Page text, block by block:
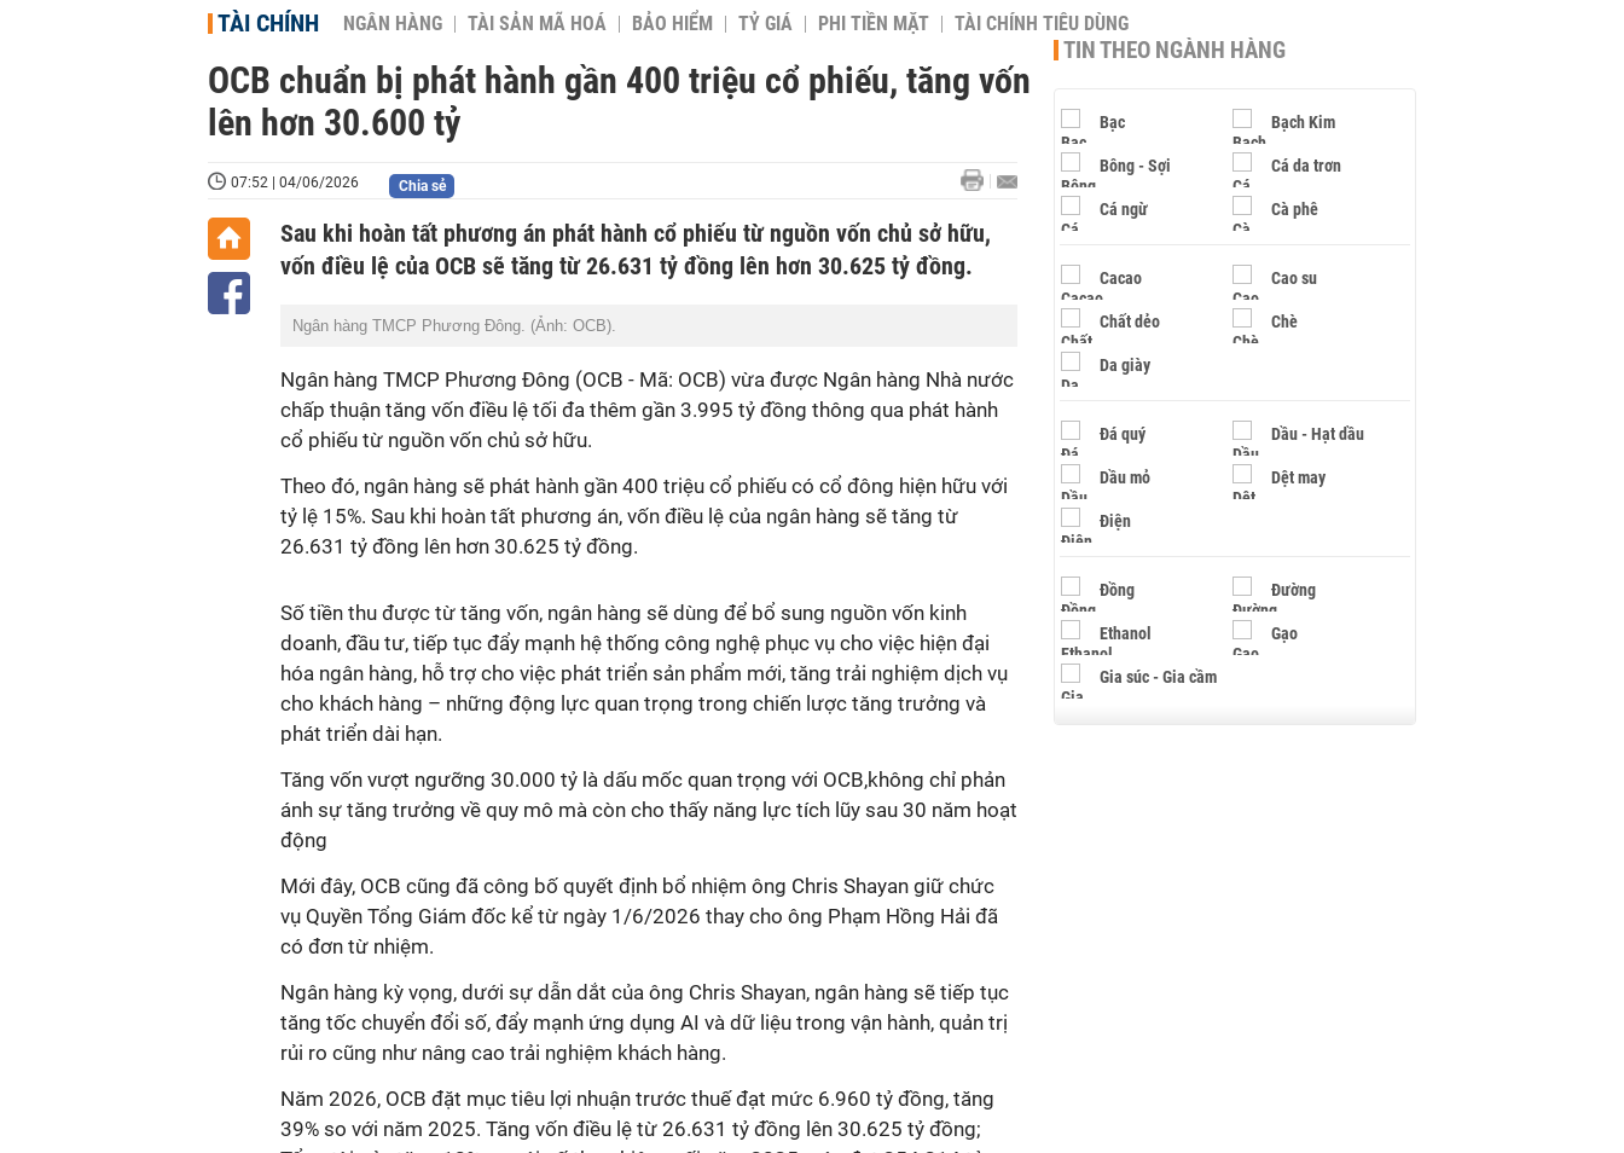
TÀI CHÍNH NGÂN HÀNG TÀI SẢN MÃ HOÁ BẢO HIỂM TỶ GIÁ PHI TIỀN MẶT TÀI CHÍNH TIÊU DÙNG
OCB chuẩn bị phát hành gần 400 triệu cổ phiếu, tăng vốn
lên hơn 30.600 tỷ
07:52 | 04/06/2026 Chia sẻ
Sau khi hoàn tất phương án phát hành cổ phiếu từ nguồn vốn chủ sở hữu,
vốn điều lệ của OCB sẽ tăng từ 26.631 tỷ đồng lên hơn 30.625 tỷ đồng.
Ngân hàng TMCP Phương Đông. (Ảnh: OCB).
Ngân hàng TMCP Phương Đông (OCB - Mã: OCB) vừa được Ngân hàng Nhà nước
chấp thuận tăng vốn điều lệ tối đa thêm gần 3.995 tỷ đồng thông qua phát hành
cổ phiếu từ nguồn vốn chủ sở hữu.
Theo đó, ngân hàng sẽ phát hành gần 400 triệu cổ phiếu có cổ đông hiện hữu với
tỷ lệ 15%. Sau khi hoàn tất phương án, vốn điều lệ của ngân hàng sẽ tăng từ
26.631 tỷ đồng lên hơn 30.625 tỷ đồng.
Số tiền thu được từ tăng vốn, ngân hàng sẽ dùng để bổ sung nguồn vốn kinh
doanh, đầu tư, tiếp tục đẩy mạnh hệ thống công nghệ phục vụ cho việc hiện đại
hóa ngân hàng, hỗ trợ cho việc phát triển sản phẩm mới, tăng trải nghiệm dịch vụ
cho khách hàng – những động lực quan trọng trong chiến lược tăng trưởng và
phát triển dài hạn.
Tăng vốn vượt ngưỡng 30.000 tỷ là dấu mốc quan trọng với OCB,không chỉ phản
ánh sự tăng trưởng về quy mô mà còn cho thấy năng lực tích lũy sau 30 năm hoạt
động
Mới đây, OCB cũng đã công bố quyết định bổ nhiệm ông Chris Shayan giữ chức
vụ Quyền Tổng Giám đốc kể từ ngày 1/6/2026 thay cho ông Phạm Hồng Hải đã
có đơn từ nhiệm.
Ngân hàng kỳ vọng, dưới sự dẫn dắt của ông Chris Shayan, ngân hàng sẽ tiếp tục
tăng tốc chuyển đổi số, đẩy mạnh ứng dụng AI và dữ liệu trong vận hành, quản trị
rủi ro cũng như nâng cao trải nghiệm khách hàng.
Năm 2026, OCB đặt mục tiêu lợi nhuận trước thuế đạt mức 6.960 tỷ đồng, tăng
39% so với năm 2025. Tăng vốn điều lệ từ 26.631 tỷ đồng lên 30.625 tỷ đồng;
TIN THEO NGÀNH HÀNG
Bạc Bạch Kim
Bông - Sợi Cá da trơn
Cá ngừ Cà phê
Cacao Cao su
Chất dẻo Chè
Da giày
Đá quý Dầu - Hạt dầu
Dầu mỏ Dệt may
Điện
Đồng Đường
Ethanol Gạo
Gia súc - Gia cầm